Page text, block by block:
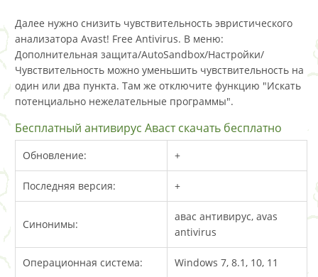
Далее нужно снизить чувствительность эвристического
анализатора Avast! Free Antivirus. В меню:
Дополнительная защита/AutoSandbox/Настройки/
Чувствительность можно уменьшить чувствительность на
один или два пункта. Там же отключите функцию "Искать
потенциально нежелательные программы".
Бесплатный антивирус Аваст скачать бесплатно
Обновление: +
Последняя версия: +
Синонимы:
авас антивирус, avas
antivirus
Операционная система: Windows 7, 8.1, 10, 11